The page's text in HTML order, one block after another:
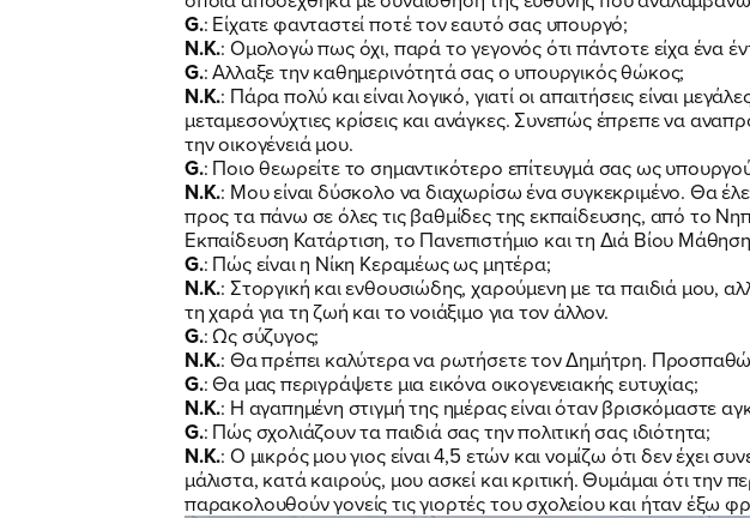
G.: Είχατε φανταστεί ποτέ τον εαυτό σας υπουργό;
Ν.Κ.: Ομολογώ πως όχι, παρά το γεγονός ότι πάντοτε είχα ένα
G.: Αλλαξε την καθημερινότητά σας ο υπουργικός θώκος;
Ν.Κ.: Πάρα πολύ και είναι λογικό, γιατί οι απαιτήσεις είναι
μεταμεσονύχτιες κρίσεις και ανάγκες. Συνεπώς έπρεπε να
την οικογένειά μου.
G.: Ποιο θεωρείτε το σημαντικότερο επίτευγμά σας ως
Ν.Κ.: Μου είναι δύσκολο να διαχωρίσω ένα συγκεκριμένο. Θα
προς τα πάνω σε όλες τις βαθμίδες της εκπαίδευσης, από το
Εκπαίδευση Κατάρτιση, το Πανεπιστήμιο και τη Διά Βίου
G.: Πώς είναι η Νίκη Κεραμέως ως μητέρα;
Ν.Κ.: Στοργική και ενθουσιώδης, χαρούμενη με τα παιδιά
τη χαρά για τη ζωή και το νοιάξιμο για τον άλλον.
G.: Ως σύζυγος;
Ν.Κ.: Θα πρέπει καλύτερα να ρωτήσετε τον Δημήτρη. Προσπαθώ
G.: Θα μας περιγράψετε μια εικόνα οικογενειακής ευτυχίας;
Ν.Κ.: Η αγαπημένη στιγμή της ημέρας είναι όταν βρισκόμαστε
G.: Πώς σχολιάζουν τα παιδιά σας την πολιτική σας ιδιότητα;
Ν.Κ.: Ο μικρός μου γιος είναι 4,5 ετών και νομίζω ότι δεν έχει
μάλιστα, κατά καιρούς, μου ασκεί και κριτική. Θυμάμαι ότι
παρακολουθούν γονείς τις γιορτές του σχολείου και ήταν έξω